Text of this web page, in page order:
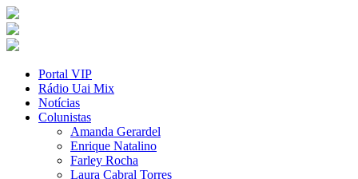
Portal VIP
Rádio Uai Mix
Notícias
Colunistas
Amanda Gerardel
Enrique Natalino
Farley Rocha
Laura Cabral Torres